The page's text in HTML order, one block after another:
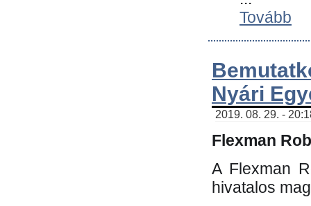
Tovább
Nyári
2019. 08. 29. -
Flexman
A Flexman
hivatalos